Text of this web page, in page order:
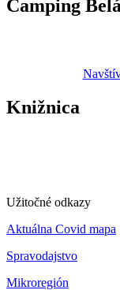
Camping
Knižnica
Užitočné odkazy
Aktuálna Covid mapa
Spravodajstvo
Mikroregión